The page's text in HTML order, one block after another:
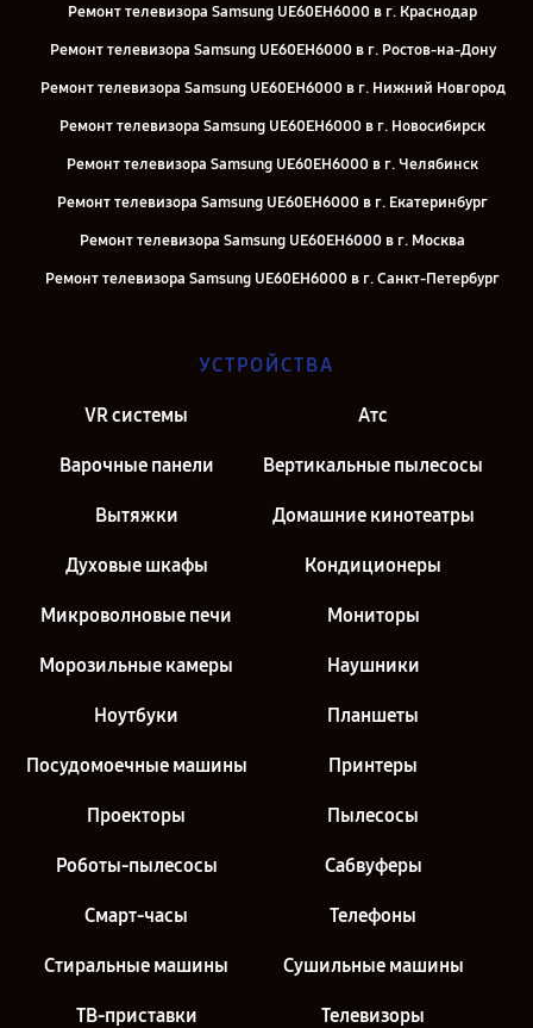
Ремонт телевизора Samsung UE60EH6000 в г. Краснодар
Ремонт телевизора Samsung UE60EH6000 в г. Ростов-на-Дону
Ремонт телевизора Samsung UE60EH6000 в г. Нижний Новгород
Ремонт телевизора Samsung UE60EH6000 в г. Новосибирск
Ремонт телевизора Samsung UE60EH6000 в г. Челябинск
Ремонт телевизора Samsung UE60EH6000 в г. Екатеринбург
Ремонт телевизора Samsung UE60EH6000 в г. Москва
Ремонт телевизора Samsung UE60EH6000 в г. Санкт-Петербург
УСТРОЙСТВА
VR системы Атс
Варочные панели Вертикальные пылесосы
Вытяжки Домашние кинотеатры
Духовые шкафы Кондиционеры
Микроволновые печи Мониторы
Морозильные камеры Наушники
Ноутбуки Планшеты
Посудомоечные машины Принтеры
Проекторы Пылесосы
Роботы-пылесосы Сабвуферы
Смарт-часы Телефоны
Стиральные машины Сушильные машины
ТВ-приставки Телевизоры